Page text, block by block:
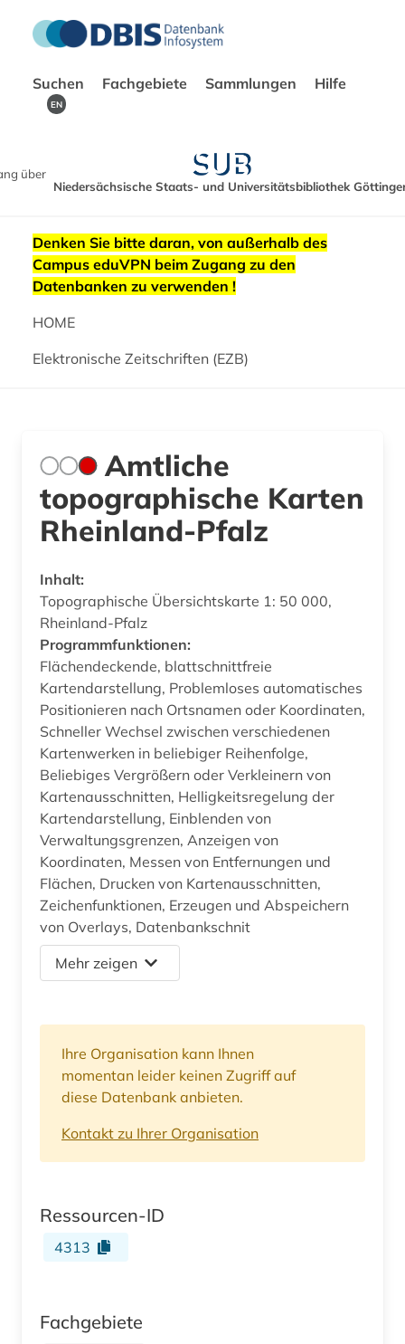
Suchen Fachgebiete Sammlungen Hilfe
EN
über
Niedersächsische Staats- und Universitätsbibliothek
Denken Sie bitte daran, von außerhalb des
Campus eduVPN beim Zugang zu den
Datenbanken zu verwenden !
HOME
Elektronische Zeitschriften (EZB)
Amtliche
topographische Karten
Rheinland-Pfalz
Inhalt:
Topographische Übersichtskarte 1: 50 000,
Rheinland-Pfalz
Programmfunktionen:
Flächendeckende, blattschnittfreie
Kartendarstellung, Problemloses automatisches
Positionieren nach Ortsnamen oder Koordinaten,
Schneller Wechsel zwischen verschiedenen
Kartenwerken in beliebiger Reihenfolge,
Beliebiges Vergrößern oder Verkleinern von
Kartenausschnitten, Helligkeitsregelung der
Kartendarstellung, Einblenden von
Verwaltungsgrenzen, Anzeigen von
Koordinaten, Messen von Entfernungen und
Flächen, Drucken von Kartenausschnitten,
Zeichenfunktionen, Erzeugen und Abspeichern
von Overlays, Datenbankschnit
Mehr zeigen
Ihre Organisation kann Ihnen
momentan leider keinen Zugriff auf
diese Datenbank anbieten.
Kontakt zu Ihrer Organisation
Ressourcen-ID
4313
Fachgebiete